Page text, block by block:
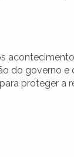
do governo e
proteger a